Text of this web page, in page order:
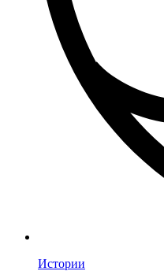
Истории